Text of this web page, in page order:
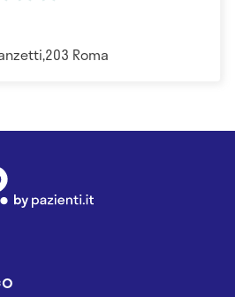
Roma